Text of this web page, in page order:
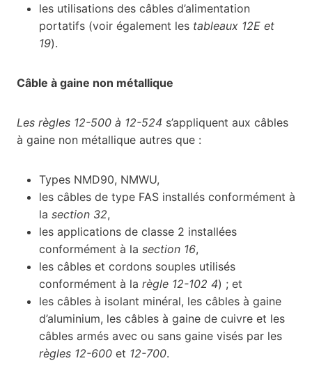
les utilisations des câbles d’alimentation
portatifs (voir également les tableaux 12E et
19).
Câble à gaine non métallique
Les règles 12-500 à 12-524 s’appliquent aux câbles
à gaine non métallique autres que :
Types NMD90, NMWU,
les câbles de type FAS installés conformément à
la section 32,
les applications de classe 2 installées
conformément à la section 16,
les câbles et cordons souples utilisés
conformément à la règle 12-102 4) ; et
les câbles à isolant minéral, les câbles à gaine
d’aluminium, les câbles à gaine de cuivre et les
câbles armés avec ou sans gaine visés par les
règles 12-600 et 12-700.